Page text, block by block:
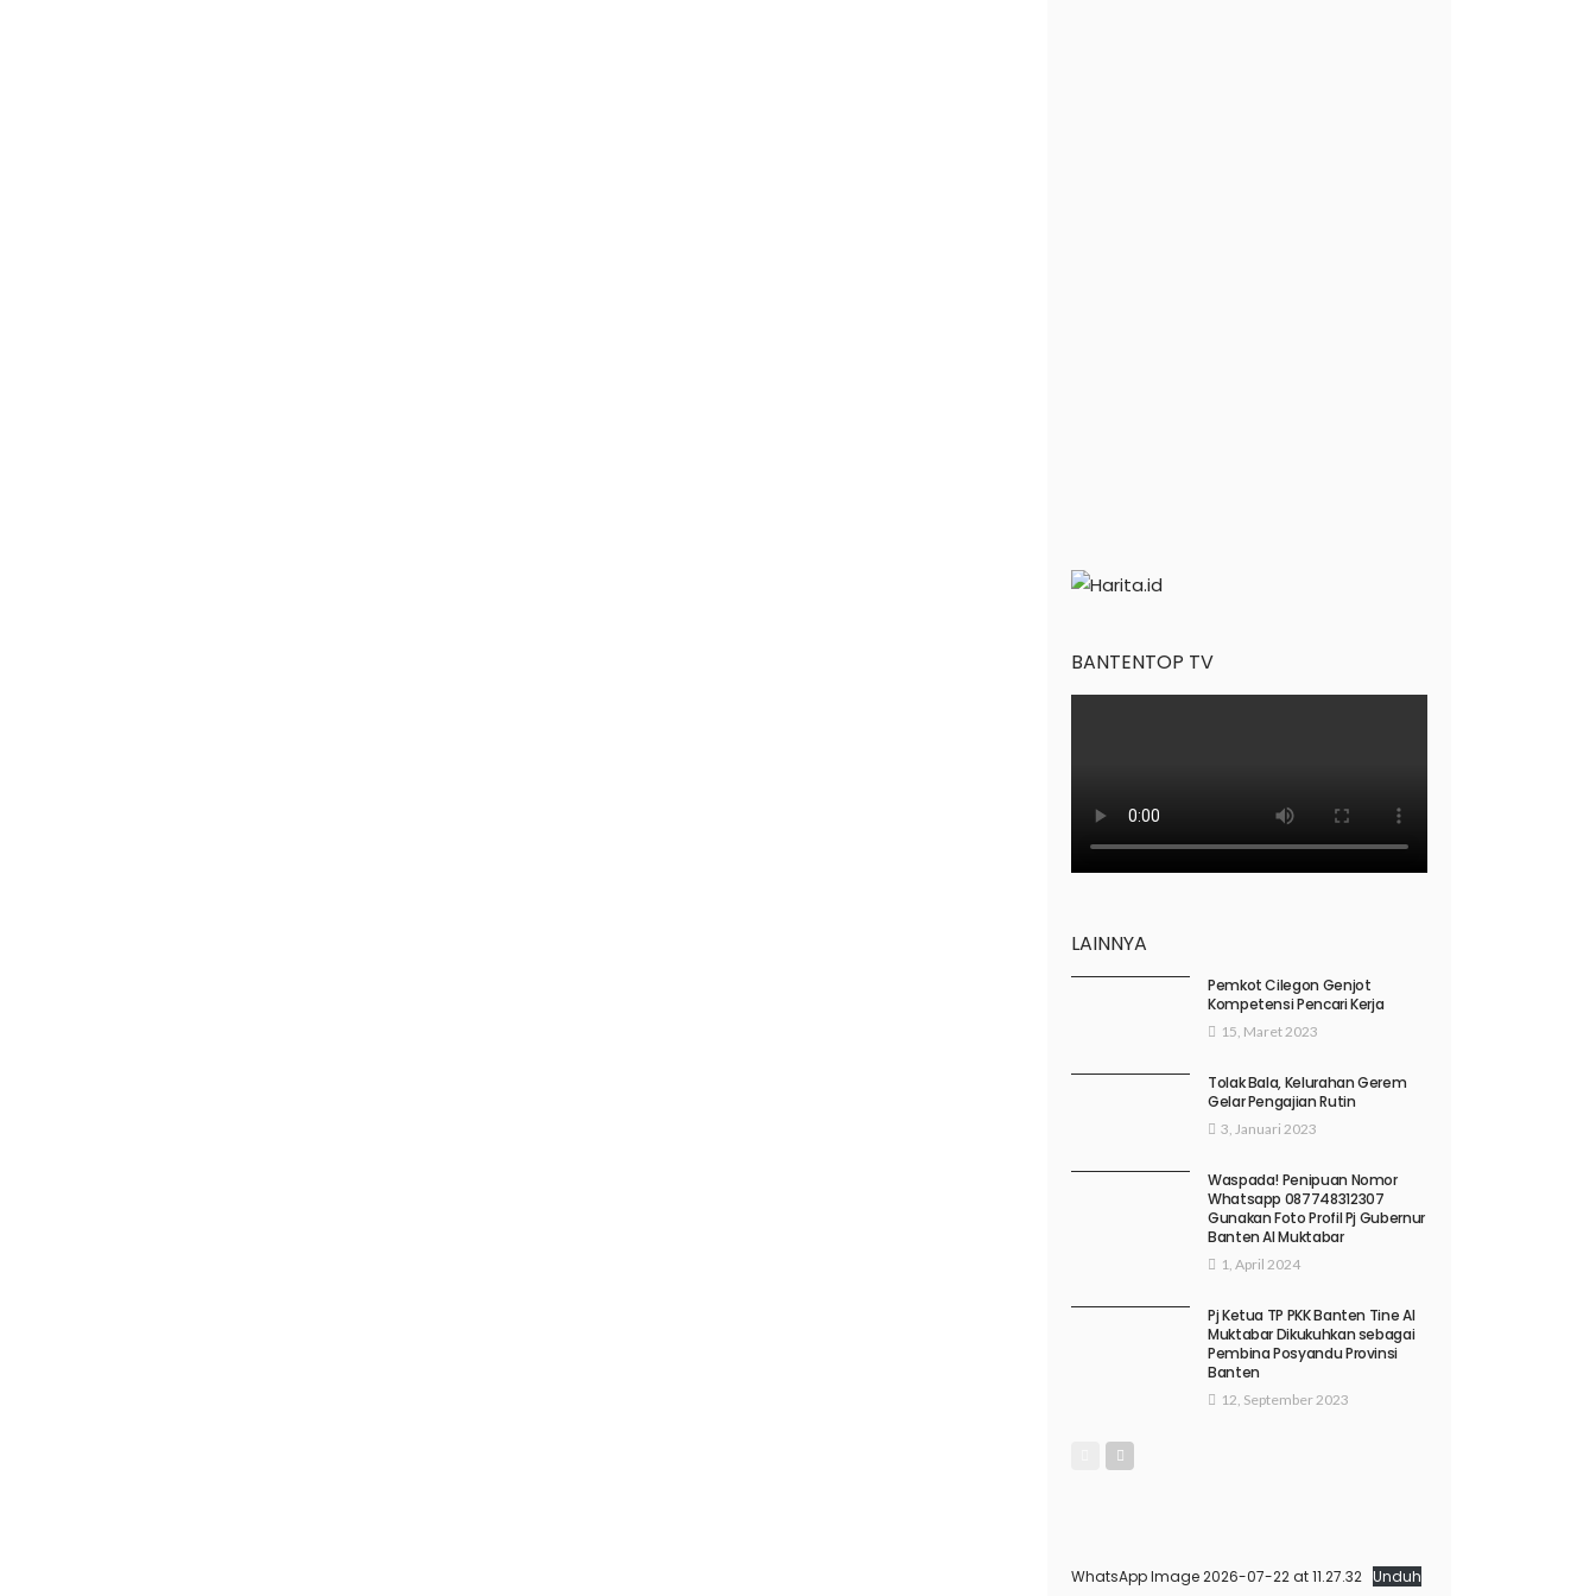
BANTENTOP TV
LAINNYA
Pemkot Cilegon Genjot
Kompetensi Pencari Kerja
15, Maret 2023
Tolak Bala, Kelurahan Gerem
Gelar Pengajian Rutin
3, Januari 2023
Waspada! Penipuan Nomor
Whatsapp 087748312307
Gunakan Foto Profil Pj Gubernur
Banten Al Muktabar
1, April 2024
Pj Ketua TP PKK Banten Tine Al
Muktabar Dikukuhkan sebagai
Pembina Posyandu Provinsi
Banten
12, September 2023
WhatsApp Image 2026-07-22 at 11.27.32 Unduh